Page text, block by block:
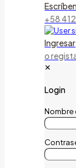
+58
Ingresar
o
✕
Login
Nombre